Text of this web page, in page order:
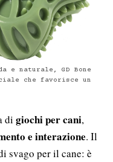
e naturale, GD Bone
che favorisce un
di giochi per cani,
e interazione. Il
svago per il cane: è